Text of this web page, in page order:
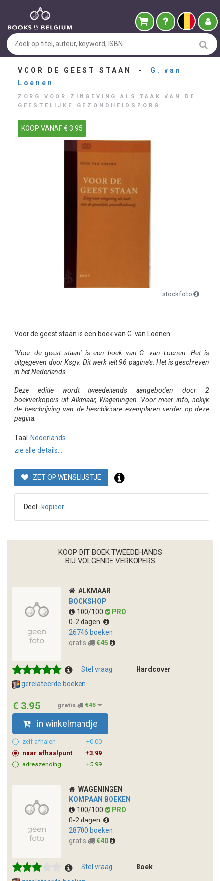
VOOR DE GEEST STAAN - G. van
Loenen
ZORG VOOR ZINGEVING ALS TAAK VAN DE
GEESTELIJKE GEZONDHEIDSZORG
KOOP VANAF € 3.95
stockfoto
Voor de geest staan is een boek van G. van Loenen
"Voor de geest staan" is een boek van G. van Loenen. Het is
uitgegeven door Ksgv. Dit werk telt 96 pagina's. Het is geschreven
in het Nederlands.
Deze editie wordt tweedehands aangeboden door 2
boekverkopers uit Alkmaar, Wageningen. Voor meer info, bekijk
de beschrijving van de beschikbare exemplaren verder op deze
pagina.
Taal: Nederlands
zie alle details...
ZET OP WENSLIJSTJE
Deel: kopieer
KOOP DIT BOEK TWEEDEHANDS
BIJ VOLGENDE VERKOPERS
ALKMAAR
BOOKSHOP
100/100
PRO
0-2 dagen
26746 boeken
gratis
€45
Stel vraag
Hardcover
gerelateerde boeken
€ 3.95 gratis €45
in winkelmandje
zelf afhalen
+0.00
naar afhaalpunt
+3.99
adreszending
+5.99
WAGENINGEN
KOMPAAN BOEKEN
100/100
PRO
0-2 dagen
28700 boeken
gratis
€40
Stel vraag
Boek